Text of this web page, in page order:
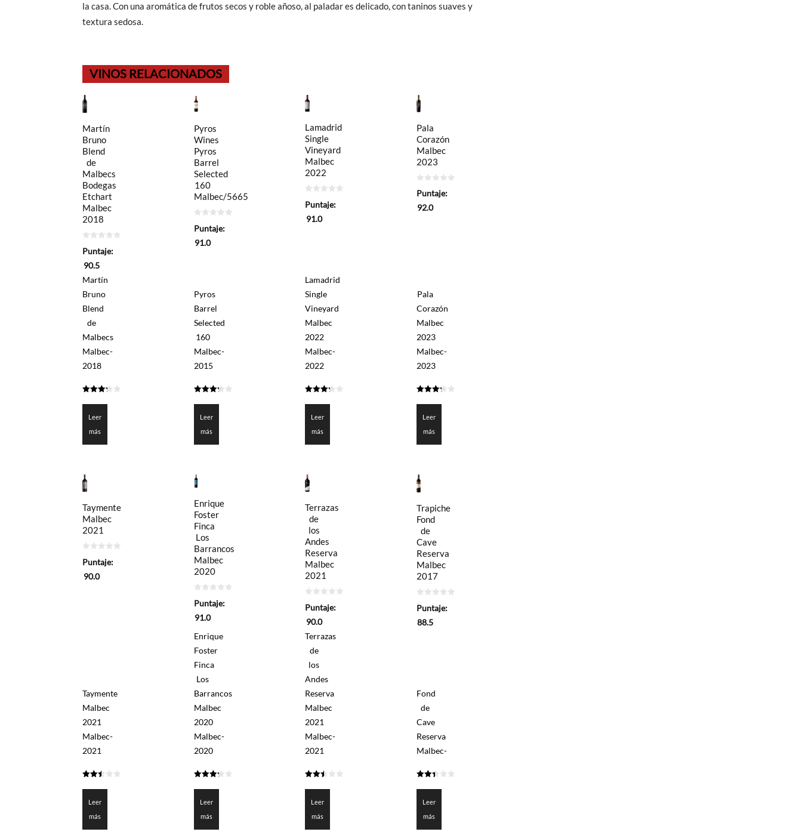
la casa. Con una aromática de frutos secos y roble añoso, al paladar es delicado, con taninos suaves y
textura sedosa.
VINOS RELACIONADOS
Martín
Bruno
Blend
de
Malbecs
Bodegas
Etchart
Malbec
2018
de
Puntaje:
90.5
Martín
Bruno
Blend
de
Malbecs
Malbec-
2018
Leer
más
Pyros
Wines
Pyros
Barrel
Selected
160
Malbec/5665
de
Puntaje:
91.0
Pyros
Barrel
Selected
160
Malbec-
2015
Leer
más
Lamadrid
Single
Vineyard
Malbec
2022
de
Puntaje:
91.0
Lamadrid
Single
Vineyard
Malbec
2022
Malbec-
2022
Leer
más
Pala
Corazón
Malbec
2023
de
Puntaje:
92.0
Pala
Corazón
Malbec
2023
Malbec-
2023
Leer
más
Taymente
Malbec
2021
de
Puntaje:
90.0
Taymente
Malbec
2021
Malbec-
2021
de 5
Leer
más
Enrique
Foster
Finca
Los
Barrancos
Malbec
2020
de
Puntaje:
91.0
Enrique
Foster
Finca
Los
Barrancos
Malbec
2020
Malbec-
2020
de 5
Leer
más
Terrazas
de
los
Andes
Reserva
Malbec
2021
de
Puntaje:
90.0
Terrazas
de
los
Andes
Reserva
Malbec
2021
Malbec-
2021
de 5
Leer
más
Trapiche
Fond
de
Cave
Reserva
Malbec
2017
de
Puntaje:
88.5
Fond
de
Cave
Reserva
Malbec-
de 5
Leer
más